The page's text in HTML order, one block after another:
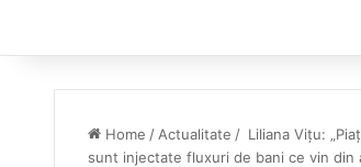
Home / Actualitate / Liliana Vițu:
sunt injectate fluxuri de bani ce vin din